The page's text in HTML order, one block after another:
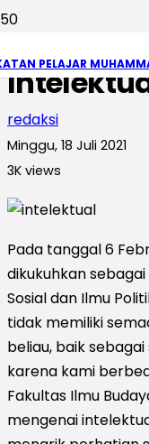
PELAJAR
redaksi
Minggu, 18 Juli 2021
3K views
Pada tanggal 6
dikukuhkan
Sosial dan Ilmu
tidak memiliki
beliau, baik
karena kami
Fakultas Ilmu
mengenai